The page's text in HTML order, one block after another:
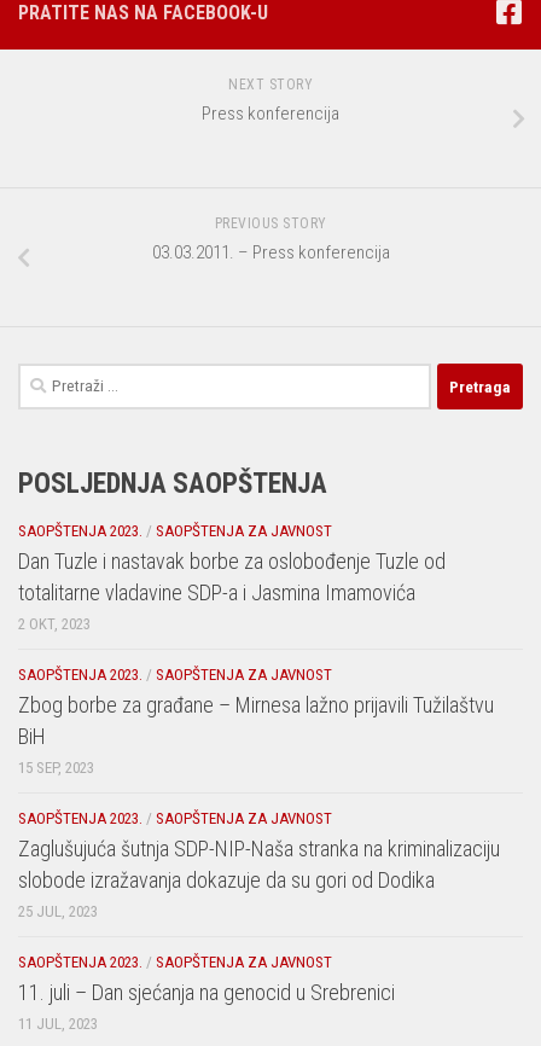
PRATITE NAS NA FACEBOOK-U
NEXT STORY
Press konferencija
PREVIOUS STORY
03.03.2011. – Press konferencija
Pretraga:
POSLJEDNJA SAOPŠTENJA
SAOPŠTENJA 2023. / SAOPŠTENJA ZA JAVNOST
Dan Tuzle i nastavak borbe za oslobođenje Tuzle od
totalitarne vladavine SDP-a i Jasmina Imamovića
2 OKT, 2023
SAOPŠTENJA 2023. / SAOPŠTENJA ZA JAVNOST
Zbog borbe za građane – Mirnesa lažno prijavili Tužilaštvu
BiH
15 SEP, 2023
SAOPŠTENJA 2023. / SAOPŠTENJA ZA JAVNOST
Zaglušujuća šutnja SDP-NIP-Naša stranka na kriminalizaciju
slobode izražavanja dokazuje da su gori od Dodika
25 JUL, 2023
SAOPŠTENJA 2023. / SAOPŠTENJA ZA JAVNOST
11. juli – Dan sjećanja na genocid u Srebrenici
11 JUL, 2023